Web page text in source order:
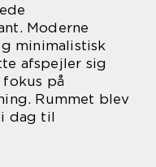
Moderne
minimalistisk
afspejler sig
på
Rummet blev
dag til